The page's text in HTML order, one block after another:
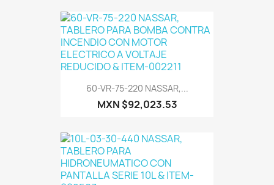
60-VR-75-220 NASSAR,...
MXN $92,023.53